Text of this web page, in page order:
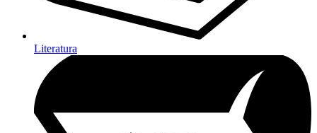
Literatura